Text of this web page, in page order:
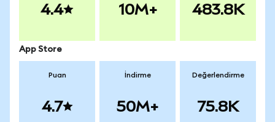
4.4 10M+ 483.8K
App Store
Puan
4.7
İndirme
50M+
Değerlendirme
75.8K